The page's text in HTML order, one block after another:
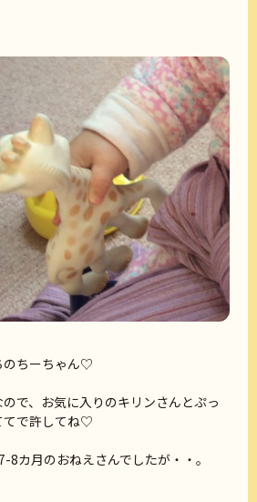
のちーちゃん♡
で、お気に入りのキリンさんとぷっ
てで許してね♡
8カ月のおねえさんでしたが・・。